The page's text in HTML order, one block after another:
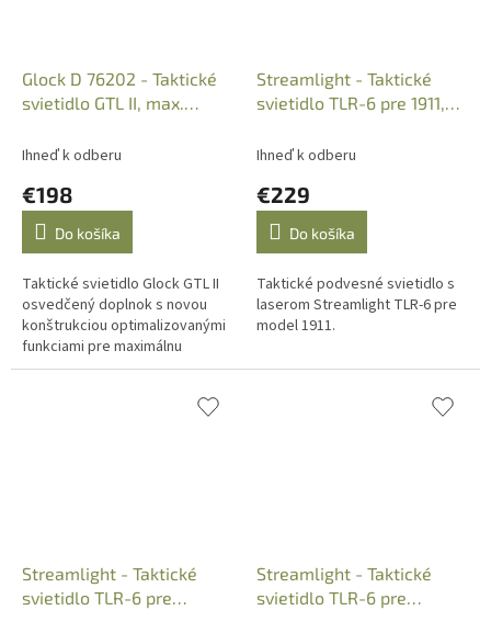
Glock D 76202 - Taktické
svietidlo GTL II, max.
Ihneď k odberu
€198
Do košíka
Taktické svietidlo Glock GTL II
osvedčený doplnok s novou
konštrukciou optimalizovanými
funkciami pre maximálnu
efektívnosť. Svietidlo špeciálne
Streamlight - Taktické
svietidlo TLR-6 pre 1911,
Ihneď k odberu
€229
Do košíka
Taktické podvesné svietidlo s
laserom Streamlight TLR-6 pre
model 1911.
Streamlight - Taktické
svietidlo TLR-6 pre
Streamlight - Taktické
svietidlo TLR-6 pre